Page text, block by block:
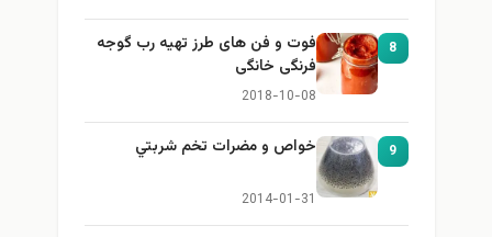
8
فوت و فن های طرز تهیه رب گوجه
فرنگی خانگی
2018-10-08
9 خواص و مضرات تخم شربتي
2014-01-31